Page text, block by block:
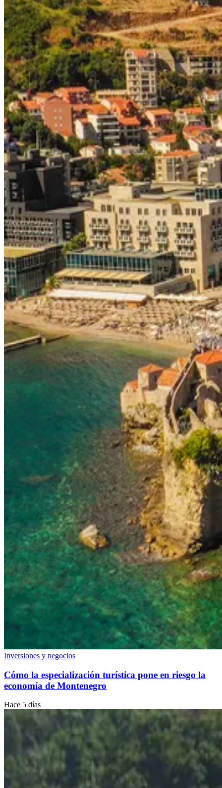
Inversiones y negocios
Cómo la especialización turística pone en riesgo la
economía de Montenegro
Hace 5 días